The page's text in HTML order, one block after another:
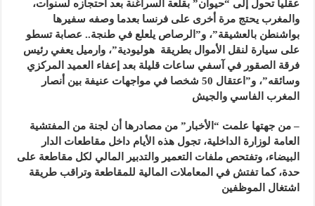
عقليا تحول إلى “حيوان” بقلعة السراغنة بعد احتجازه لسنوات،
والمغرب يحتج مرة أخرى على فرنسا بعدما وصفه سفيرها
بواشنطن بالعشيقة”، و”الرصاص يلعلع في طنجة.. عصابة تسطو
على سيارة لنقل الأموال بطريقة هوليودية”، وارميل يعفي رئيس
فرقة الصقور في آسفي ساعات قليلة بعد إعفاء العميد المركزي
وسائقه”، و”اعتقال 50 شخصا في مواجهات عنيفة بين أنصار
المغرب الفاسي والجيش
– من جهتها علمت “الأخبار” من مصادرها أن لجنة من المفتشية
العامة لوزارة الداخلية، تجول هذه الأيام داخل مقاطعات الدار
البيضاء، وتفتحص ملفات التعمير والتدبير المالي لكل مقاطعة على
حدة، كما تفتش في المعاملات المالية للمقاطعة وتراقب طريقة
اشتغال الموظفين